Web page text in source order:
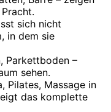
sich nicht
in dem sie
Parkettboden –
sehen.
Pilates, Massage in
das komplette